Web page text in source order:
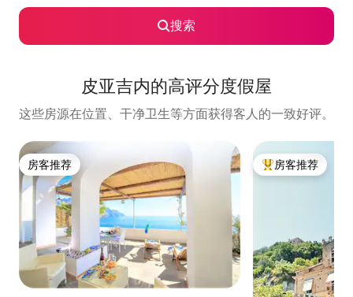
搜索
皮亚吉内的高评分度假屋
这些房源在位置、干净卫生等方面获得客人的一致好评。
房客推荐
房客推荐 热门「房客推荐」
房客推荐